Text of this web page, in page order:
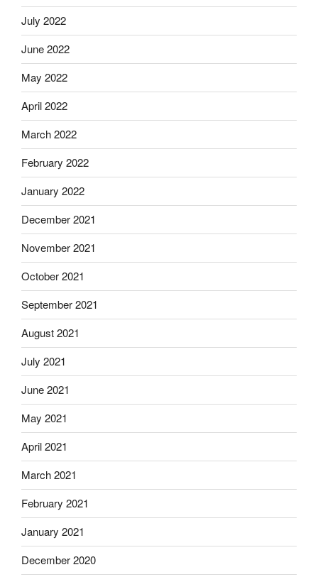
July 2022
June 2022
May 2022
April 2022
March 2022
February 2022
January 2022
December 2021
November 2021
October 2021
September 2021
August 2021
July 2021
June 2021
May 2021
April 2021
March 2021
February 2021
January 2021
December 2020